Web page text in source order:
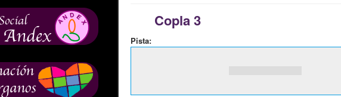
Copla 3
Pista: